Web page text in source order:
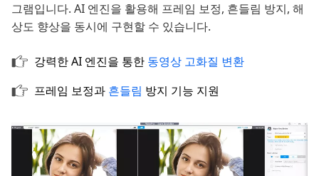
그램입니다. AI 엔진을 활용해 프레임 보정, 흔들림 방지, 해
상도 향상을 동시에 구현할 수 있습니다.
강력한 AI 엔진을 통한 동영상 고화질 변환
프레임 보정과 흔들림 방지 기능 지원